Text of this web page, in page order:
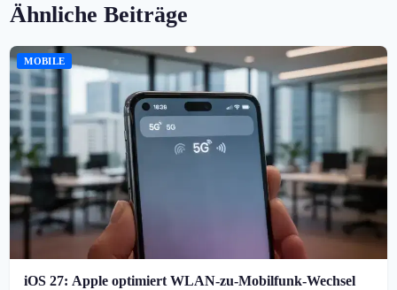
Ähnliche Beiträge
MOBILE
iOS 27: Apple optimiert WLAN-zu-Mobilfunk-Wechsel